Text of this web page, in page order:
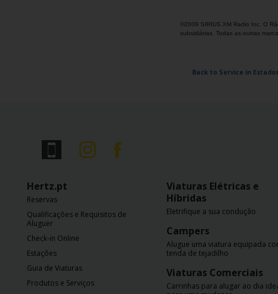
©2009 SIRIUS XM Radio Inc. O
subsidiárias. Todas as outras
Back to Service in
Hertz.pt
Reservas
Qualificações e Requisitos de
Aluguer
Check-in Online
Estações
Guia de Viaturas
Produtos e Serviços
Viaturas Elétricas e
Híbridas
Eletrifique a sua condução
Campers
Alugue uma viatura equipada
tenda de tejadilho
Viaturas Comerciais
Carrinhas para alugar ao dia